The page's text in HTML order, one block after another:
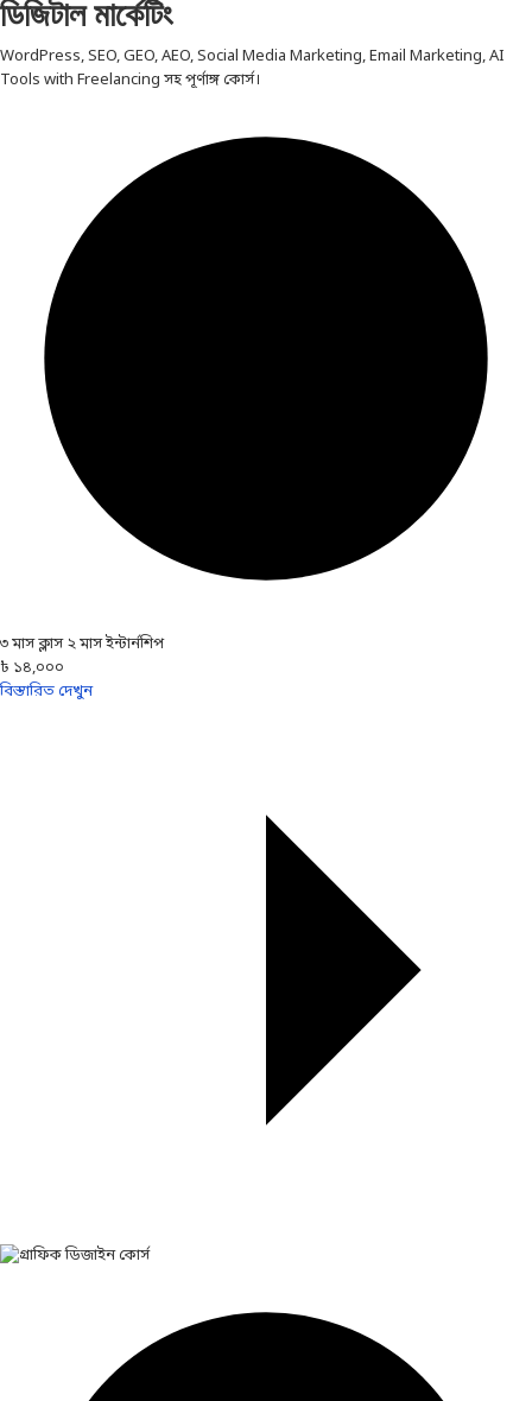
ডিজিটাল মার্কেটিং
WordPress, SEO, GEO, AEO, Social Media Marketing, Email Marketing, AI
Tools with Freelancing সহ পূর্ণাঙ্গ কোর্স।
৩ মাস ক্লাস ২ মাস ইন্টার্নশিপ
৳ ১৪,০০০
বিস্তারিত দেখুন